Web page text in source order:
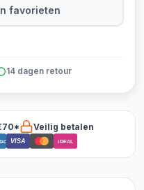
favorieten
14 dagen retour
Veilig betalen
VISA iDEAL